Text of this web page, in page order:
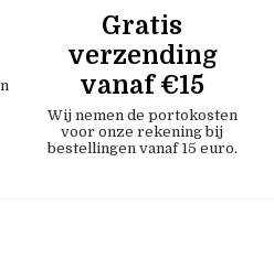
Gratis
verzending
vanaf €15
Wij nemen de portokosten
voor onze rekening bij
bestellingen vanaf 15 euro.